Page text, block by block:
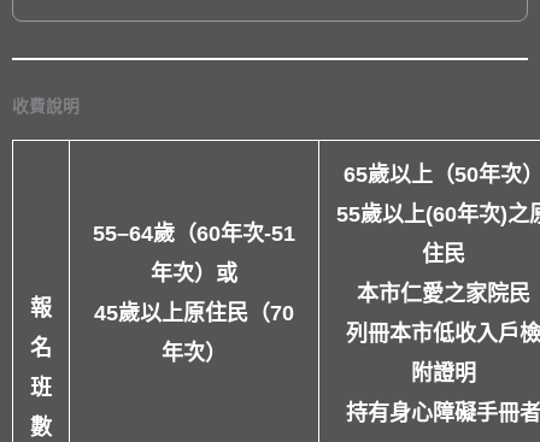
收費說明
報
名
班
數
55–64歲（60年次-51
年次）或
45歲以上原住民（70
年次）
65歲以上（50年次
55歲以上(60年次)之
住民
本市仁愛之家院民
列冊本市低收入戶檢
附證明
持有身心障礙手冊者